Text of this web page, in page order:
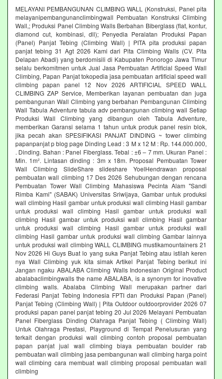
MELAYANI PEMBANGUNAN CLIMBING WALL (Konstruksi, Panel pita
melayanipembangunanclimbingwall Pembuatan Konstruksi Climbing
Wall,; Produksi Panel Climbing Walls Berbahan Biberglass (flat, kontur,
diamond cut, kombinasi, dll); Penyedia Peralatan Produksi Papan
(Panel) Panjat Tebing (Climbing Wall) | PITA pita produksi papan
panjat tebing 31 Agt 2026 Kami dari Pita Climbing Walls (CV. Pita
Delapan Abadi) yang berdomisili di Kabupaten Ponorogo Jawa Timur
selalu berkomitmen untuk Jual Jasa Pembuatan Artificial Speed Wall
Climbing, Papan Panjat tokopedia jasa pembuatan artificial speed wall
climbing papan panel 12 Nov 2026 ARTIFICIAL SPEED WALL
CLIMBING ZAP Service, Memberikan layanan pembuatan dan juga
pembangunan Wall Climbing yang berbahan Pembangunan Climbing
Wall Tabula Adventure tabula adv pembangunan climbing wall Setiap
Produksi Wall Climbing yang dibangun oleh Tabula Adventure,
memberikan Garansi selama 1 tahun untuk produk panel resin blok,
jika pecah akan SPESIFIKASI PANJAT DINDING ~ tower climbing
papanpanjat p blog page Dinding Lead : 3 M x 12 M : Rp. 144.000.000,
. Dinding. Bahan : Panel Fiberglass. Tebal : ±6 – 7 mm. Ukuran Panel :
Min. 1m². Lintasan dinding : 3m x 18m. Proposal Pembuatan Tower
Wall Climbing SlideShare slideshare YoelHendrawan proposal
pembuatan wall climbing 17 Des 2026 Sehubungan dengan rencana
Pembuatan Tower Wall Climbing Mahasiswa Pecinta Alam "Sandi
Rimba Kami" (SABAK) Universitas Sriwijaya, Gambar untuk produksi
wall climbing Hasil gambar untuk produksi wall climbing Hasil gambar
untuk produksi wall climbing Hasil gambar untuk produksi wall
climbing Hasil gambar untuk produksi wall climbing Hasil gambar
untuk produksi wall climbing Hasil gambar untuk produksi wall
climbing Hasil gambar untuk produksi wall climbing Gambar lainnya
untuk produksi wall climbing WALL CLIMBING mustikamountainers 21
Nov 2026 Hi Guys Buat lo yang suka Panjat Tebing atau istilah keren
nya Wall Climbing yuk kita simak Artikel Panjat Tebing berikut ini
Jangan ngaku ABALABA Climbing Walls Indonesian Original Product
abalabaclimbingwalls the name ABALABA, is a synonym for inovative
climbing walls. Abalaba Climbing Wall merupakan partner dari
Federasi Panjat Tebing Indonesia FPTI dan Produksi Papan (Panel)
Panjat Tebing (Climbing Wall) | Pita Outdoor outdoorprovider 2026 07
produksi papan panel panjat tebing 20 Jul 2026 Melayani Pembuatan
Panel Fiberglass Dinding Olahraga Panjat Tebing ( Climbing Wall)
Untuk Olahraga Prestasi, Playground di Tempat Penelusuran yang
terkait dengan produksi wall climbing contoh proposal pembuatan
papan panjat jual wall climbing biaya pembuatan boulder rab
pembuatan wall climbing jasa pembangunan wall climbing harga point
wall climbing cara membuat wall climbing proposal pembuatan wall
climbing